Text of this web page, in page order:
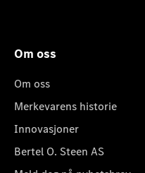
Om oss
Om oss
Merkevarens historie
Innovasjoner
Bertel O. Steen AS